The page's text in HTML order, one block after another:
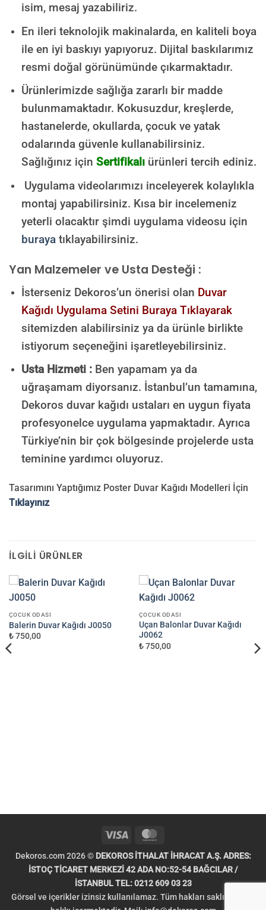
isim, mesaj yazabiliriz.
En ileri teknolojik makinalarda, en kaliteli boya
ile en iyi baskıyı yapıyoruz. Dijital baskılarımız
resmi doğal görünümünde çıkarmaktadır.
Ürünlerimizde sağlığa zararlı bir madde
bulunmamaktadır. Kokusuzdur, kreşlerde,
hastanelerde, okullarda, çocuk ve yatak
odalarında güvenle kullanabilirsiniz.
Sağlığınız için Sertifikalıürünleri tercih ediniz.
Uygulama videolarımızı inceleyerek kolaylıkla
montaj yapabilirsiniz. Kısa bir incelemeniz
yeterli olacaktır şimdi uygulama videosu için
burayatıklayabilirsiniz.
Yan Malzemeler ve Usta Desteği :
İsterseniz Dekoros’un önerisi olan Duvar
Kağıdı Uygulama Setini Buraya Tıklayarak
sitemizden alabilirsiniz ya da ürünle birlikte
istiyorum seçeneğini işaretleyebilirsiniz.
Usta Hizmeti :Ben yapamam ya da
uğraşamam diyorsanız. İstanbul’un tamamına,
Dekoros duvar kağıdı ustaları en uygun fiyata
profesyonelce uygulama yapmaktadır. Ayrıca
Türkiye’nin bir çok bölgesinde projelerde usta
teminine yardımcı oluyoruz.
Tasarımını Yaptığımız Poster Duvar Kağıdı Modelleri İçin
Tıklayınız
İLGILI ÜRÜNLER
ÇOCUK ODASI
Balerin Duvar Kağıdı J0050
₺ 750,00
ÇOCUK ODASI
Uçan Balonlar Duvar Kağıdı
J0062
₺ 750,00
Visa
Dekoros.com 2026 © DEKOROS İTHALAT İHRACAT A.Ş. ADRES:
İSTOÇ TİCARET MERKEZİ 42 ADA NO:52-54 BAĞCILAR /
İSTANBUL TEL: 0212 609 03 23
Görsel ve içerikler izinsiz kullanılamaz. Tüm hakları saklıdır. Telif